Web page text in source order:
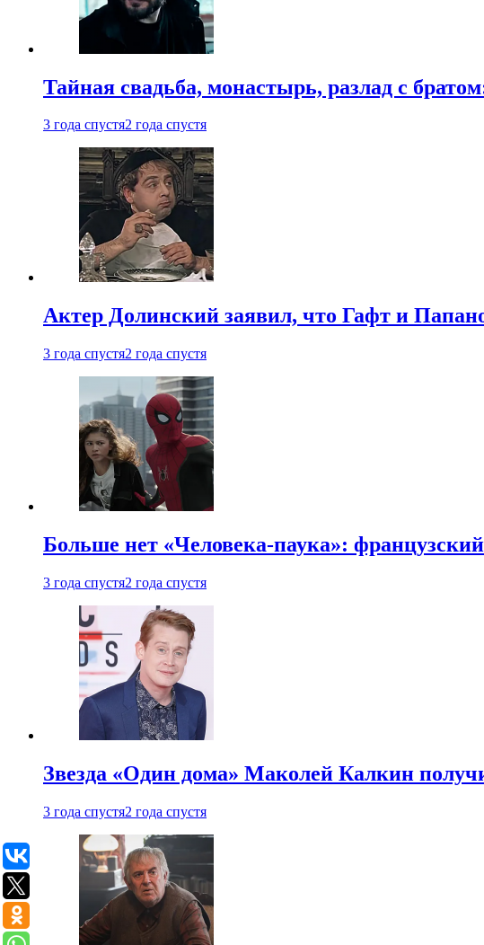
Тайная свадьба, монастырь, разлад с
3 года спустя2 года спустя
Актер Долинский заявил, что Гафт и
3 года спустя2 года спустя
Больше нет «Человека-паука»:
3 года спустя2 года спустя
Звезда «Один дома» Маколей Калкин
3 года спустя2 года спустя